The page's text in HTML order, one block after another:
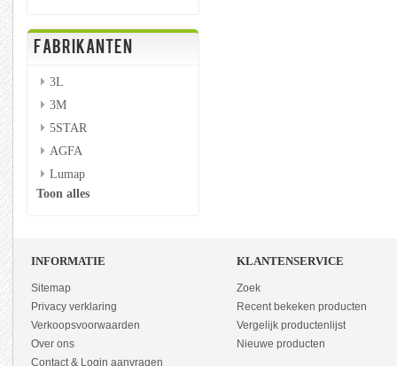
FABRIKANTEN
3L
3M
5STAR
AGFA
Lumap
Toon alles
INFORMATIE
Sitemap
Privacy verklaring
Verkoopsvoorwaarden
Over ons
Contact & Login aanvragen
KLANTENSERVICE
Zoek
Recent bekeken producten
Vergelijk productenlijst
Nieuwe producten